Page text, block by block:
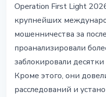
Operation First Light
крупнейших
мошенничества за
проанализировали
заблокировали
Кроме этого, они
расследований и